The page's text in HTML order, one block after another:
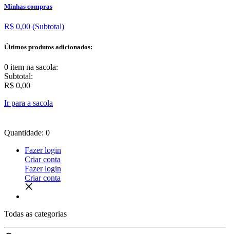
Minhas compras
R$ 0,00 (Subtotal)
Últimos produtos adicionados:
0 item na sacola:
Subtotal:
R$ 0,00
Ir para a sacola
Quantidade: 0
Fazer login
Criar conta
Fazer login
Criar conta
Todas as categorias